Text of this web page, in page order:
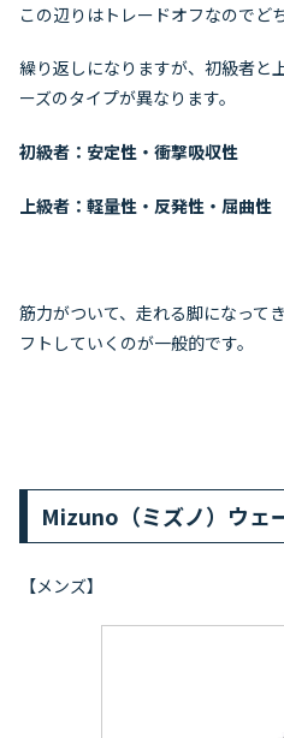
この辺りはトレードオフなのでど
繰り返しになりますが、初級者と
ーズのタイプが異なります。
初級者：安定性・衝撃吸収性
上級者：軽量性・反発性・屈曲性
筋力がついて、走れる脚になって
フトしていくのが一般的です。
Mizuno（ミズノ）ウェ
【メンズ】